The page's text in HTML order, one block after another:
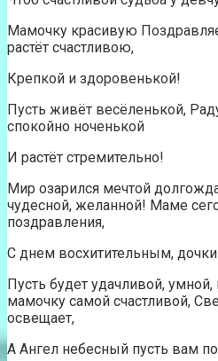
Мамочку красивую
растёт счастливою,
Крепкой и здоровенькой!
Пусть живёт весёленькой,
спокойно ноченькой
И растёт стремительно!
Мир озарился мечтой
чудесной, желанной! Маме
поздравления,
С днем восхитительным,
Пусть будет удачливой,
мамочку самой счастливой,
освещает,
А Ангел небесный пусть вам